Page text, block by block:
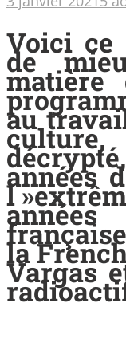
Voici ce
de
matière
au
années
l
la
Vargas